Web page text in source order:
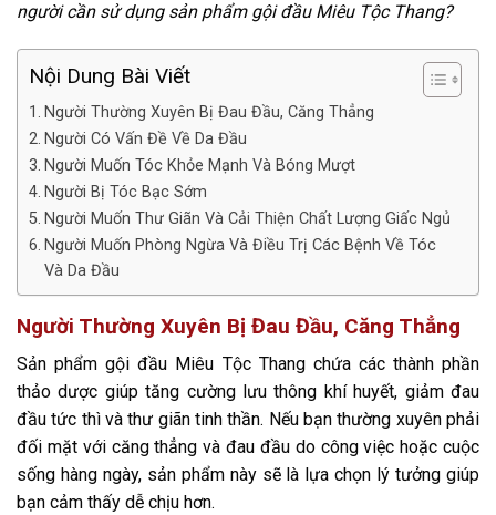
người cần sử dụng sản phẩm gội đầu Miêu Tộc Thang?
Nội Dung Bài Viết
Người Thường Xuyên Bị Đau Đầu, Căng Thẳng
Người Có Vấn Đề Về Da Đầu
Người Muốn Tóc Khỏe Mạnh Và Bóng Mượt
Người Bị Tóc Bạc Sớm
Người Muốn Thư Giãn Và Cải Thiện Chất Lượng Giấc Ngủ
Người Muốn Phòng Ngừa Và Điều Trị Các Bệnh Về Tóc
Và Da Đầu
Người Thường Xuyên Bị Đau Đầu, Căng Thẳng
Sản phẩm gội đầu Miêu Tộc Thang chứa các thành phần
thảo dược giúp tăng cường lưu thông khí huyết, giảm đau
đầu tức thì và thư giãn tinh thần. Nếu bạn thường xuyên phải
đối mặt với căng thẳng và đau đầu do công việc hoặc cuộc
sống hàng ngày, sản phẩm này sẽ là lựa chọn lý tưởng giúp
bạn cảm thấy dễ chịu hơn.